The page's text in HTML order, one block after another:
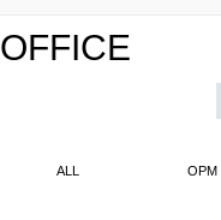
OFFICE
ALL OPM